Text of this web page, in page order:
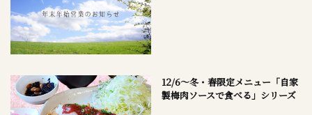
12/6～冬・春限定メニュー「自家
製梅肉ソースで食べる」シリーズ